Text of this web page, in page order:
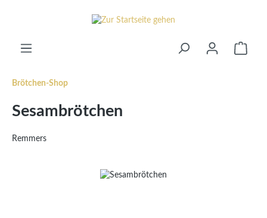
Brötchen-Shop
Sesambrötchen
Remmers
Bildergalerie überspringen